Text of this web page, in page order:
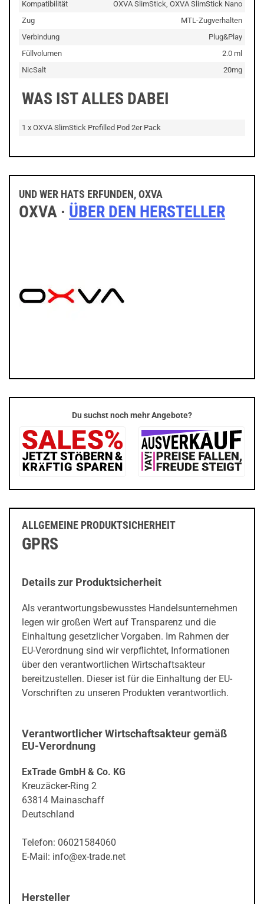
Kompatibilität
OXVA SlimStick, OXVA SlimStick Nano
Zug
MTL-Zugverhalten
Verbindung
Plug&Play
Füllvolumen
2.0 ml
NicSalt
20mg
WAS IST ALLES DABEI
1 x OXVA SlimStick Prefilled Pod 2er Pack
UND WER HATS ERFUNDEN, OXVA
OXVA · ÜBER DEN HERSTELLER
Du suchst noch mehr Angebote?
ALLGEMEINE PRODUKTSICHERHEIT
GPRS
Details zur Produktsicherheit
Als verantwortungsbewusstes Handelsunternehmen
legen wir großen Wert auf Transparenz und die
Einhaltung gesetzlicher Vorgaben. Im Rahmen der
EU-Verordnung sind wir verpflichtet, Informationen
über den verantwortlichen Wirtschaftsakteur
bereitzustellen. Dieser ist für die Einhaltung der EU-
Vorschriften zu unseren Produkten verantwortlich.
Verantwortlicher Wirtschaftsakteur gemäß
EU-Verordnung
ExTrade GmbH & Co. KG
Kreuzäcker-Ring 2
63814 Mainaschaff
Deutschland
Telefon: 06021584060
E-Mail: info@ex-trade.net
Hersteller